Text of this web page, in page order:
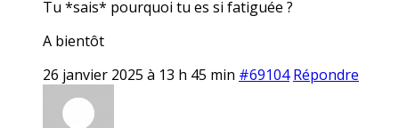
Tu *sais* pourquoi tu es si fatiguée ?
A bientôt
26 janvier 2025 à 13 h 45 min #69104 Répondre